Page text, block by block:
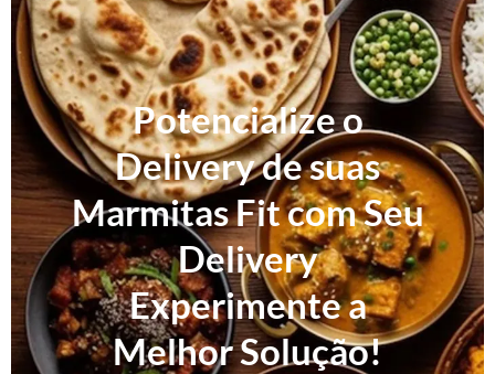
Potencialize o
Delivery de suas
Marmitas Fit com Seu
Delivery
Experimente a
Melhor Solução!